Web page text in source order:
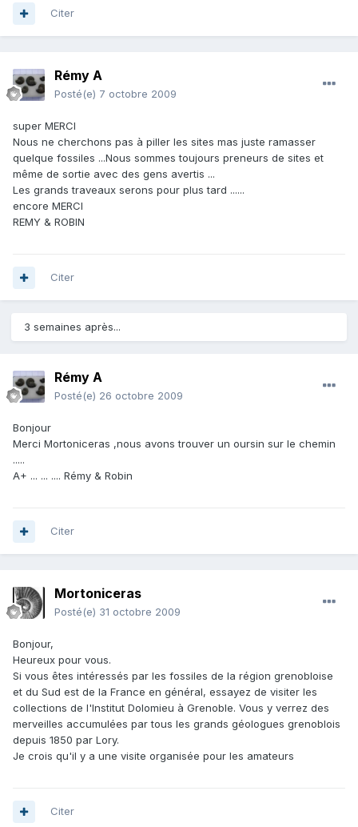
Citer
Rémy A
Posté(e) 7 octobre 2009
super MERCI
Nous ne cherchons pas à piller les sites mas juste ramasser
quelque fossiles ...Nous sommes toujours preneurs de sites et
même de sortie avec des gens avertis ...
Les grands traveaux serons pour plus tard ......
encore MERCI
REMY & ROBIN
Citer
3 semaines après...
Rémy A
Posté(e) 26 octobre 2009
Bonjour
Merci Mortoniceras ,nous avons trouver un oursin sur le chemin
.....
A+ ... ... .... Rémy & Robin
Citer
Mortoniceras
Posté(e) 31 octobre 2009
Bonjour,
Heureux pour vous.
Si vous êtes intéressés par les fossiles de la région grenobloise
et du Sud est de la France en général, essayez de visiter les
collections de l'Institut Dolomieu à Grenoble. Vous y verrez des
merveilles accumulées par tous les grands géologues grenoblois
depuis 1850 par Lory.
Je crois qu'il y a une visite organisée pour les amateurs
Citer